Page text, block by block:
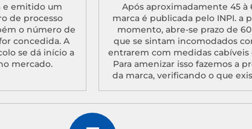
e emitido um
de processo
o número de
concedida. A
se dá início a
mercado.
Após aproximadamente 45 à
marca é publicada pelo INPI. a
momento, abre-se prazo de
que se sintam incomodados
entrarem com medidas cabíveis
Para amenizar isso fazemos a
da marca, verificando o que